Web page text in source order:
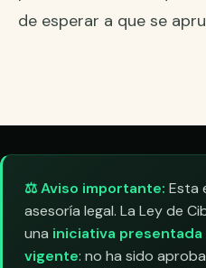
de esperar a que se
⚖️ Aviso importante: Esta
asesoría legal. La Ley de
una iniciativa presentada
vigente: no ha sido